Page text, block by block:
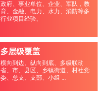
政府、事业单位、企业、军队，教
育、金融、电力、水力、消防等多
行业项目经验。
多层级覆盖
横向到边、纵向到底、多级联动
省、市、县区、乡镇街道、村社党
委、总支、支部、小组 ...